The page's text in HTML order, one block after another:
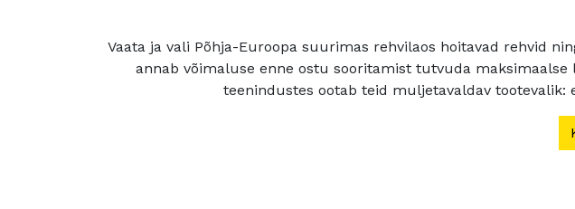
Vaata ja vali Põhja-Euroopa suurimas rehvilaos hoitavad rehvid
annab võimaluse enne ostu sooritamist tutvuda
teenindustes ootab teid muljetavaldav tootevalik: